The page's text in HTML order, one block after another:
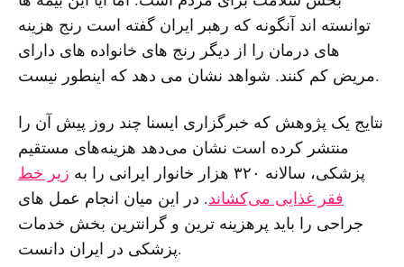
توانسته اند آنگونه که رهبر ایران گفته است رنج هزینه
های درمان را از دیگر رنج های خانواده های دارای
مریض کم کنند. شواهد نشان می دهد که اینطور نیست.
نتایج یک پژوهش که خبرگزاری ایسنا چند روز پیش آن را
منتشر کرده است نشان می‌دهد هزینه‌های مستقیم
پزشکی، سالانه ۳۲۰ هزار خانوار ایرانی را به
زیر خط
فقر غذایی می‌کشاند. در این میان انجام عمل های
جراحی را باید پرهزینه ترین و گرانترین بخش خدمات
پزشکی در ایران دانست.